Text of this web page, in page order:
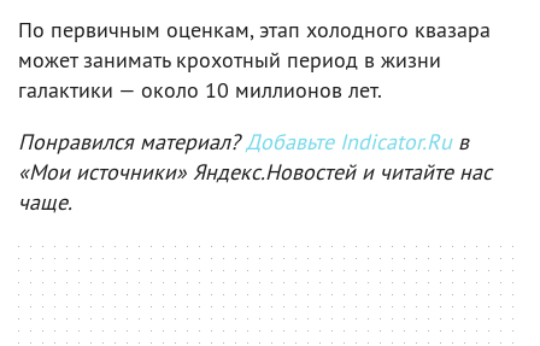
По первичным оценкам, этап холодного квазара
может занимать крохотный период в жизни
галактики — около 10 миллионов лет.
Понравился материал?Добавьте Indicator.Ruв
«Мои источники» Яндекс.Новостей и читайте нас
чаще.